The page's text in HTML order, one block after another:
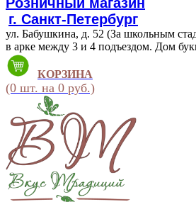
г. Санкт-Петербург
ул. Бабушкина, д. 52 (За школьным
в арке между 3 и 4 подъездом. Дом
КОРЗИНА
(0 шт. на 0 руб.)